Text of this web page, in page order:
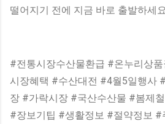
떨어지기 전에 지금 바로 출발하세
#전통시장수산물환급 #온누리상
시장혜택 #수산대전 #4월5일행사
장 #가락시장 #국산수산물 #봄제
#장보기팁 #생활정보 #절약정보 #